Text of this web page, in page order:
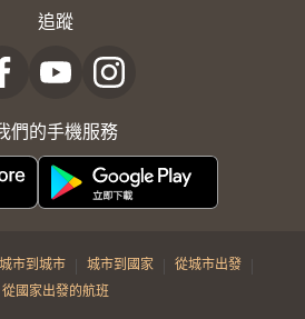
追蹤
們的手機服務
城市到城市 | 城市到國家 | 從城市出發 |
從國家出發的航班